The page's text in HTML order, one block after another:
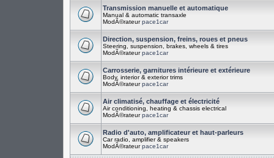
Transmission manuelle et automatique
Manual & automatic transaxle
ModÃ©rateurpace1car
Direction, suspension, freins, roues et pneus
Steering, suspension, brakes, wheels & tires
ModÃ©rateurpace1car
Carrosserie, garnitures intérieure et extérieure
Body, interior & exterior trims
ModÃ©rateurpace1car
Air climatisé, chauffage et électricité
Air conditioning, heating & chassis electrical
ModÃ©rateurpace1car
Radio d'auto, amplificateur et haut-parleurs
Car radio, amplifier & speakers
ModÃ©rateurpace1car